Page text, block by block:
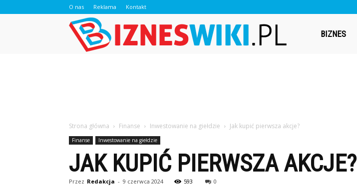
O nas Reklama Kontakt
Bizneswiki.plBIZNES
Strona główna Finanse Inwestowanie na giełdzie Jak kupić pierwsza akcje?
Finanse Inwestowanie na giełdzie
JAK KUPIĆ PIERWSZA AKCJE?
Przez Redakcja - 9 czerwca 2024 593 0